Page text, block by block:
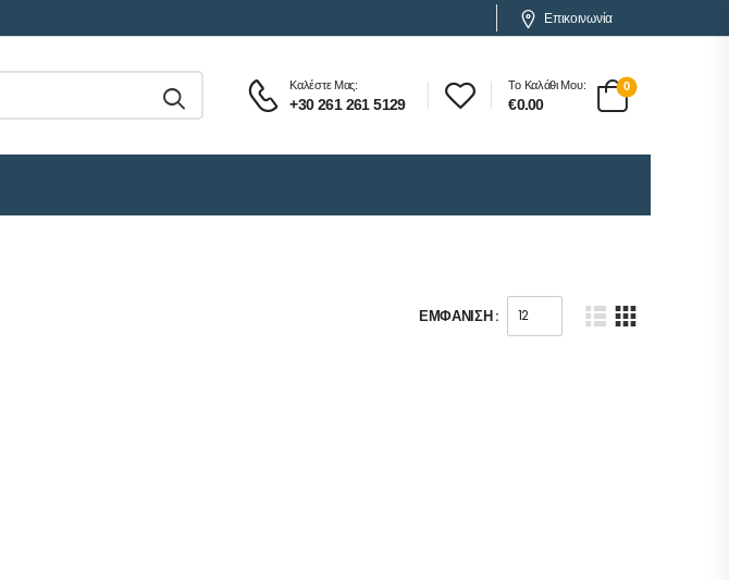
Επικοινωνία
Καλέστε Μας:
+30 261 261 5129
Το Καλάθι Μου:
€0.00
0
ΕΜΦΆΝΙΣΗ :